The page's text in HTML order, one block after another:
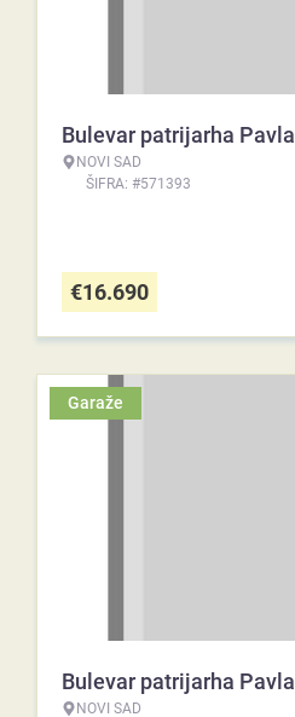
Bulevar patrijarha Pavla
NOVI SAD
ŠIFRA: #571393
€16.690
Garaže
Bulevar patrijarha Pavla
NOVI SAD